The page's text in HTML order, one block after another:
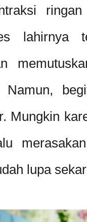
lahirnya
Namun,
Mungkin
lupa